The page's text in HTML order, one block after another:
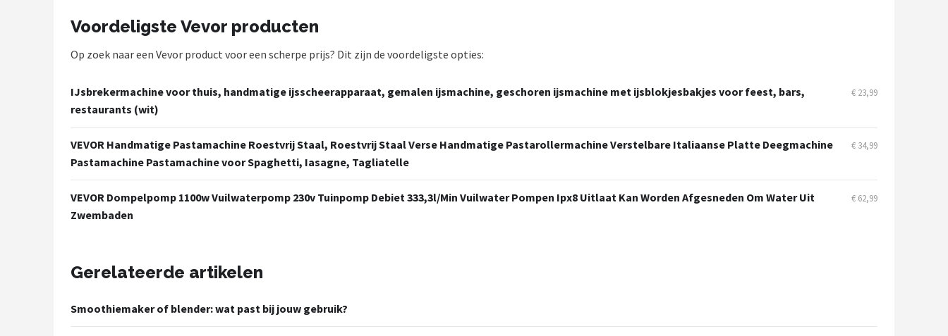
BartscherVoordeligste Vevor producten
Op zoek naar een Vevor product voor een scherpe prijs? Dit zijn de voordeligste opties:
IJsbrekermachine voor thuis, handmatige ijsscheerapparaat, gemalen ijsmachine, geschoren ijsmachine met ijsblokjesbakjes voor feest, bars,
restaurants (wit)
€ 23,99
VEVOR Handmatige Pastamachine Roestvrij Staal, Roestvrij Staal Verse Handmatige Pastarollermachine Verstelbare Italiaanse Platte Deegmachine
Pastamachine Pastamachine voor Spaghetti, Iasagne, Tagliatelle
€ 34,99
VEVOR Dompelpomp 1100w Vuilwaterpomp 230v Tuinpomp Debiet 333,3l/Min Vuilwater Pompen Ipx8 Uitlaat Kan Worden Afgesneden Om Water Uit
Zwembaden
€ 62,99
Gerelateerde artikelen
Smoothiemaker of blender: wat past bij jouw gebruik?